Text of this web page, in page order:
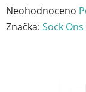
Průměrné
hodnocení
Neohodnoceno
Značka: Sock Ons